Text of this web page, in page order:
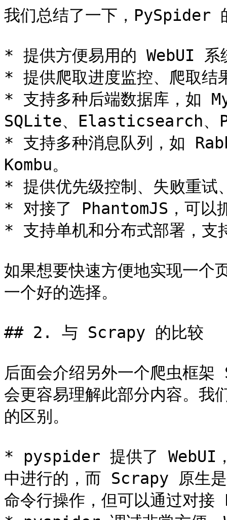
我们总结了一下，PySpider
* 提供方便易用的 WebUI 系
* 提供爬取进度监控、爬取结
* 支持多种后端数据库，如
SQLite、Elasticsearch、
* 支持多种消息队列，如
Kombu。
* 提供优先级控制、失败重试
* 对接了 PhantomJS，可
* 支持单机和分布式部署，
如果想要快速方便地实现一
一个好的选择。
## 2. 与 Scrapy 的比较
后面会介绍另外一个爬虫框
会更容易理解此部分内容。
的区别。
* pyspider 提供了 WebUI，
中进行的，而 Scrapy 原生是
命令行操作，但可以通过对